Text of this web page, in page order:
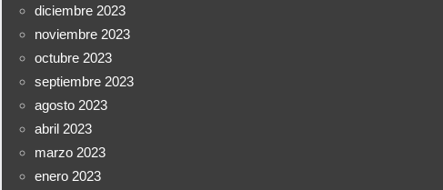
diciembre 2023
noviembre 2023
octubre 2023
septiembre 2023
agosto 2023
abril 2023
marzo 2023
enero 2023